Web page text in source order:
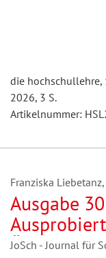
die hochschullehre,
2026, 3 S.
Artikelnummer:
Franziska
Ausgabe
JoSch - Journal für